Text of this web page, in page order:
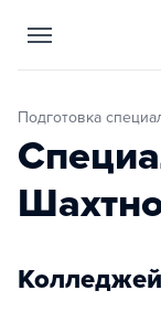
Подготовка
Колледжей